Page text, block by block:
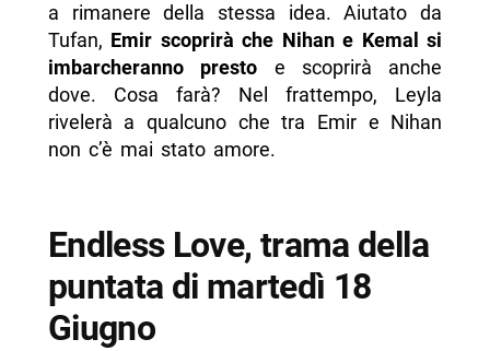
a rimanere della stessa idea. Aiutato da
Tufan, Emir scoprirà che Nihan e Kemal si
imbarcheranno presto e scoprirà anche
dove. Cosa farà? Nel frattempo, Leyla
rivelerà a qualcuno che tra Emir e Nihan
non c’è mai stato amore.
Endless Love, trama della
puntata di martedì 18
Giugno